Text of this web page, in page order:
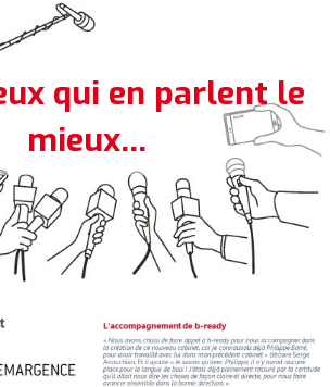
qui en parlent le
mieux...